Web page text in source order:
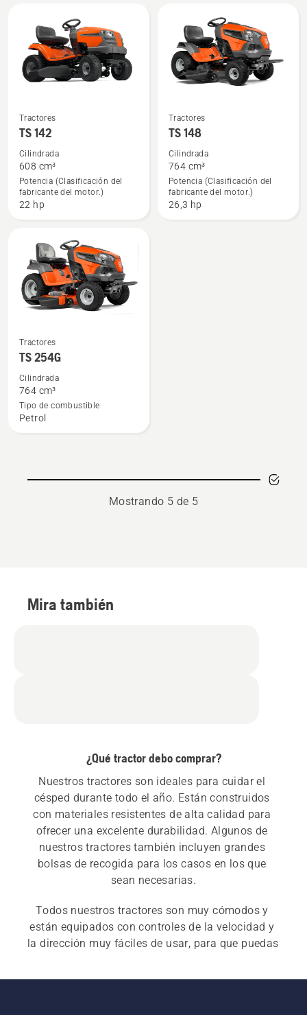
Ver
más
detalles
sobre
TS 142
Tractores
TS 142
Cilindrada
608 cm³
Potencia (Clasificación del
fabricante del motor.)
22 hp
Ver
más
detalles
sobre
TS 148
Tractores
TS 148
Cilindrada
764 cm³
Potencia (Clasificación del
fabricante del motor.)
26,3 hp
Ver
más
sobre
TS 254G
Tractores
TS 254G
Cilindrada
764 cm³
Tipo de combustible
Petrol
Mostrando 5 de 5
Mira también
¿Qué tractor debo comprar?
Nuestros tractores son ideales para cuidar el
césped durante todo el año. Están construidos
con materiales resistentes de alta calidad para
ofrecer una excelente durabilidad. Algunos de
nuestros tractores también incluyen grandes
bolsas de recogida para los casos en los que
Todos nuestros tractores son muy cómodos y
están equipados con controles de la velocidad y
la dirección muy fáciles de usar, para que puedas
nuestra guía de compra de tractores para